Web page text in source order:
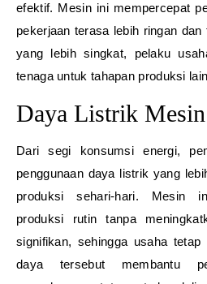
efektif. Mesin ini mempercepat
pekerjaan terasa lebih ringan
yang lebih singkat, pelaku
tenaga untuk tahapan produksi
Daya Listrik Mesin
Dari segi konsumsi energi,
penggunaan daya listrik yang
produksi sehari-hari. Mesin
produksi rutin tanpa
signifikan, sehingga usaha
daya tersebut membantu